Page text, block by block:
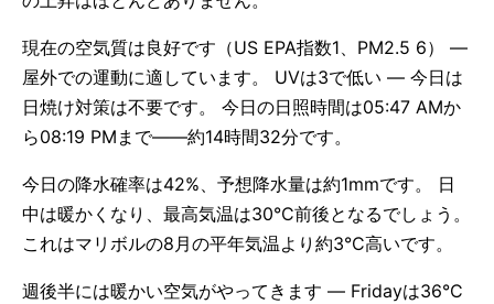
現在の空気質は良好です（US EPA指数1、PM2.5 6） —
屋外での運動に適しています。 UVは3で低い — 今日は
日焼け対策は不要です。 今日の日照時間は05:47 AMか
ら08:19 PMまで——約14時間32分です。
今日の降水確率は42%、予想降水量は約1mmです。 日
中は暖かくなり、最高気温は30°C前後となるでしょう。
これはマリボルの8月の平年気温より約3°C高いです。
週後半には暖かい空気がやってきます — Fridayは36°C